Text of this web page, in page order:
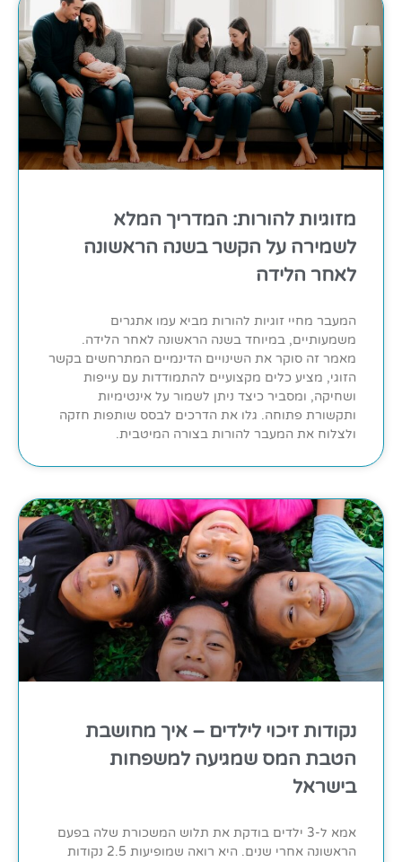
מזוגיות להורות: המדריך המלא
לשמירה על הקשר בשנה הראשונה
לאחר הלידה
המעבר מחיי זוגיות להורות מביא עמו אתגרים
משמעותיים, במיוחד בשנה הראשונה לאחר הלידה.
מאמר זה סוקר את השינויים הדינמיים המתרחשים בקשר
הזוגי, מציע כלים מקצועיים להתמודדות עם עייפות
ושחיקה, ומסביר כיצד ניתן לשמור על אינטימיות
ותקשורת פתוחה. גלו את הדרכים לבסס שותפות חזקה
ולצלוח את המעבר להורות בצורה המיטבית.
נקודות זיכוי לילדים – איך מחושבת
הטבת המס שמגיעה למשפחות
בישראל
אמא ל-3 ילדים בודקת את תלוש המשכורת שלה בפעם
הראשונה אחרי שנים. היא רואה שמופיעות 2.5 נקודות